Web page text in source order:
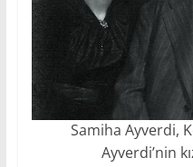
Samiha Ayverdi,
Ayverdi’nin